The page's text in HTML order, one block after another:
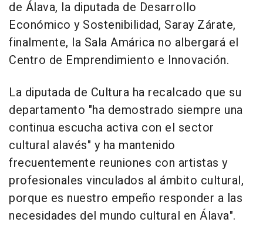
de Álava, la diputada de Desarrollo
Económico y Sostenibilidad, Saray Zárate,
finalmente, la Sala Amárica no albergará el
Centro de Emprendimiento e Innovación.
La diputada de Cultura ha recalcado que su
departamento "ha demostrado siempre una
continua escucha activa con el sector
cultural alavés" y ha mantenido
frecuentemente reuniones con artistas y
profesionales vinculados al ámbito cultural,
porque es nuestro empeño responder a las
necesidades del mundo cultural en Álava".